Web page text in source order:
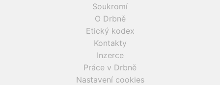
Soukromí
O Drbně
Etický kodex
Kontakty
Inzerce
Práce v Drbně
Nastavení cookies